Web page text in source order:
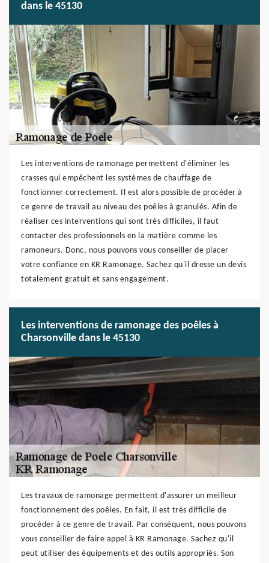
dans le 45130
Les interventions de ramonage permettent d'éliminer les
crasses qui empêchent les systèmes de chauffage de
fonctionner correctement. Il est alors possible de procéder à
ce genre de travail au niveau des poêles à granulés. Afin de
réaliser ces interventions qui sont très difficiles, il faut
contacter des professionnels en la matière comme les
ramoneurs. Donc, nous pouvons vous conseiller de placer
votre confiance en KR Ramonage. Sachez qu'il dresse un devis
totalement gratuit et sans engagement.
Les interventions de ramonage des poêles à
Charsonville dans le 45130
Les travaux de ramonage permettent d'assurer un meilleur
fonctionnement des poêles. En fait, il est très difficile de
procéder à ce genre de travail. Par conséquent, nous pouvons
vous conseiller de faire appel à KR Ramonage. Sachez qu'il
peut utiliser des équipements et des outils appropriés. Son